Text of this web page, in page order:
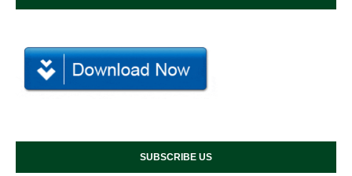
SUBSCRIBE US